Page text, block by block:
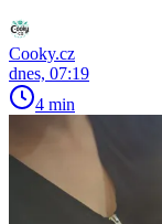
Cooky.cz
dnes, 07:19
4 min